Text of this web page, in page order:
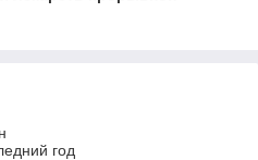
год